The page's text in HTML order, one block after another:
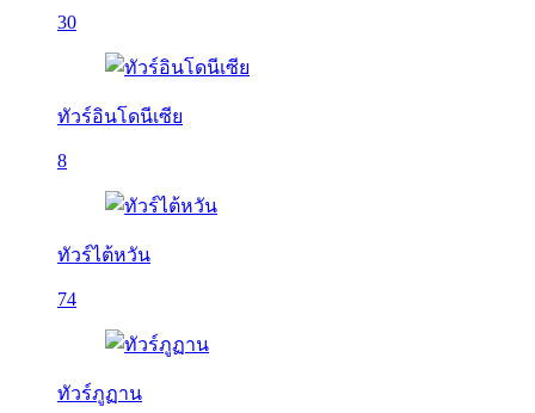
30
ทัวร์อินโดนีเซีย
8
ทัวร์ไต้หวัน
74
ทัวร์ภูฏาน